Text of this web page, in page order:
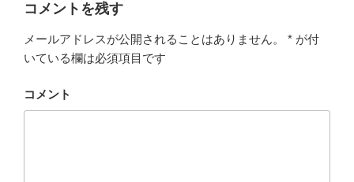
コメントを残す
メールアドレスが公開されることはありません。 * が付
いている欄は必須項目です
コメント